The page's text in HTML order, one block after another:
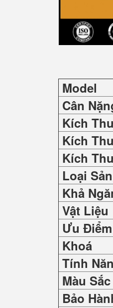
Model
Cân
Kích
Kích
Kích
Loại
Khả
Vật Liệu
Ưu Điểm
Khoá
Tính
Màu Sắc
Bảo